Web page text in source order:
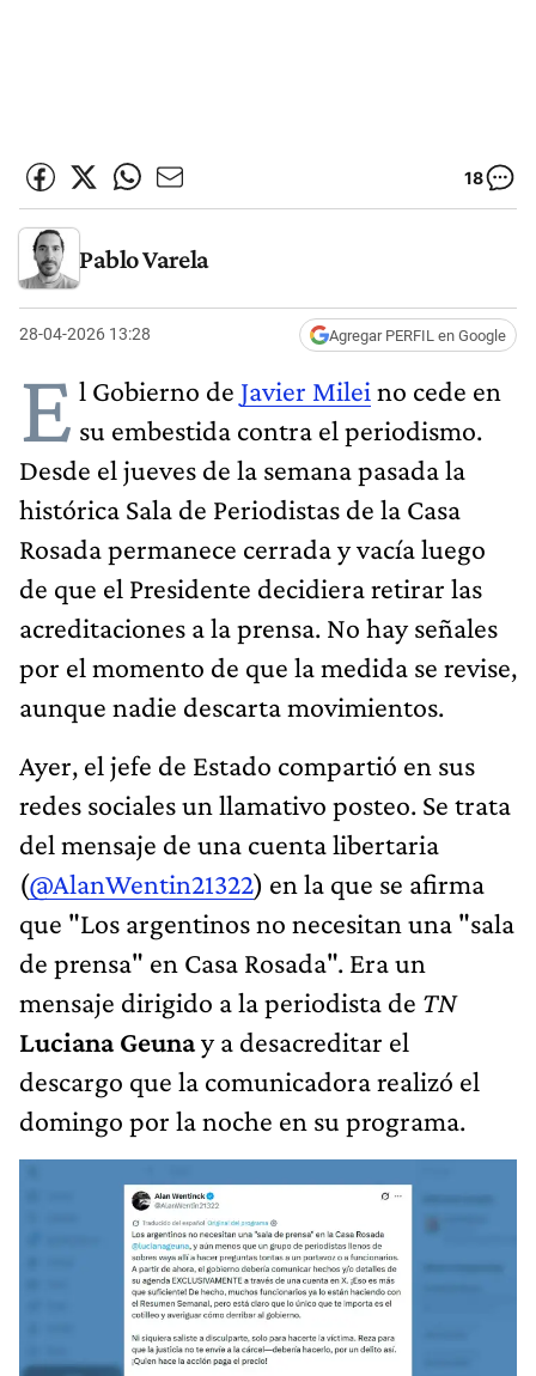
18
Pablo Varela
28-04-2026 13:28 Agregar PERFIL en Google
E l Gobierno de Javier Milei no cede en
su embestida contra el periodismo.
Desde el jueves de la semana pasada la
histórica Sala de Periodistas de la Casa
Rosada permanece cerrada y vacía luego
de que el Presidente decidiera retirar las
acreditaciones a la prensa. No hay señales
por el momento de que la medida se revise,
aunque nadie descarta movimientos.
Ayer, el jefe de Estado compartió en sus
redes sociales un llamativo posteo. Se trata
del mensaje de una cuenta libertaria
(@AlanWentin21322) en la que se afirma
que "Los argentinos no necesitan una "sala
de prensa" en Casa Rosada". Era un
mensaje dirigido a la periodista de TN
Luciana Geunay a desacreditar el
descargo que la comunicadora realizó el
domingo por la noche en su programa.